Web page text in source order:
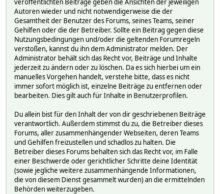
veröffentlichten Beiträge geben die Ansichten der jeweiligen
Autoren wieder und nicht notwendigerweise die der
Gesamtheit der Benutzer des Forums, seines Teams, seiner
Gehilfen oder die der Betreiber. Sollte ein Beitrag gegen diese
Nutzungsbedingungen und/oder die geltenden Forumregeln
verstoßen, kannst du ihn dem Administrator melden. Der
Administrator behält sich das Recht vor, Beiträge und Inhalte
jederzeit zu ändern oder zu löschen. Da es sich hierbei um ein
manuelles Vorgehen handelt, verstehe bitte, dass es nicht
immer sofort möglich ist, einzelne Beiträge zu entfernen oder
bearbeiten. Dies gilt auch für Inhalte in Benutzerprofilen.
Du allein bist für den Inhalt der von dir geschriebenen Beiträge
verantwortlich. Außerdem stimmst du zu, die Betreiber dieses
Forums, aller zusammenhängender Webseiten, deren Teams
und Gehilfen freizustellen und schadlos zu halten. Die
Betreiber dieses Forums behalten sich das Recht vor, im Falle
einer Beschwerde oder gerichtlicher Schritte deine Identität
(sowie jegliche weitere zusammenhängende Informationen,
die von diesem Dienst gesammelt wurden) an die ermittelnden
Behörden weiterzugeben.